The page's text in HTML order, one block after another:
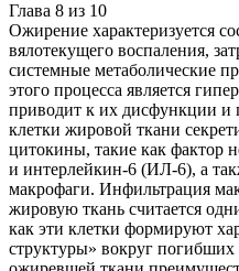
Глава 8 из 10
Ожирение характеризуется
вялотекущего воспаления,
системные метаболические
этого процесса является
приводит к их дисфункции и
клетки жировой ткани
цитокины, такие как фактор
и интерлейкин-6 (ИЛ-6), а
макрофаги. Инфильтрация
жировую ткань считается
как эти клетки формируют
структуры» вокруг